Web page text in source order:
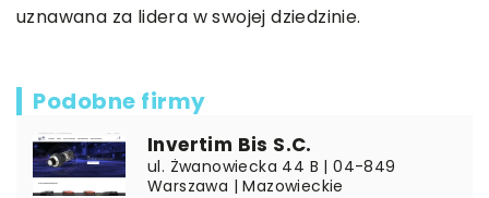
uznawana za lidera w swojej dziedzinie.
Podobne firmy
Invertim Bis S.C.
ul. Żwanowiecka 44 B | 04-849
Warszawa | Mazowieckie